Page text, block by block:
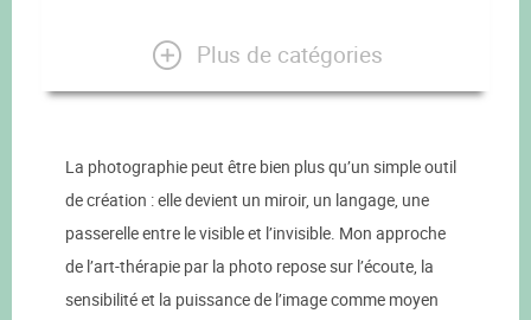
Plus de catégories
La photographie peut être bien plus qu’un simple outil
de création : elle devient un miroir, un langage, une
passerelle entre le visible et l’invisible. Mon approche
de l’art-thérapie par la photo repose sur l’écoute, la
sensibilité et la puissance de l’image comme moyen